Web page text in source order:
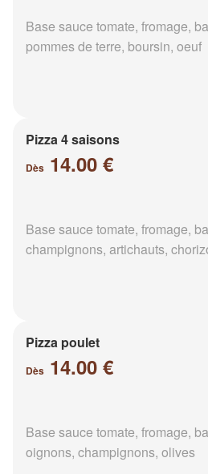
Base sauce tomate, fromage,
pommes de terre, boursin, oeuf
Pizza 4 saisons
Dès 14.00 €
Base sauce tomate, fromage,
champignons, artichauts,
Pizza poulet
Dès 14.00 €
Base sauce tomate, fromage,
oignons, champignons, olives